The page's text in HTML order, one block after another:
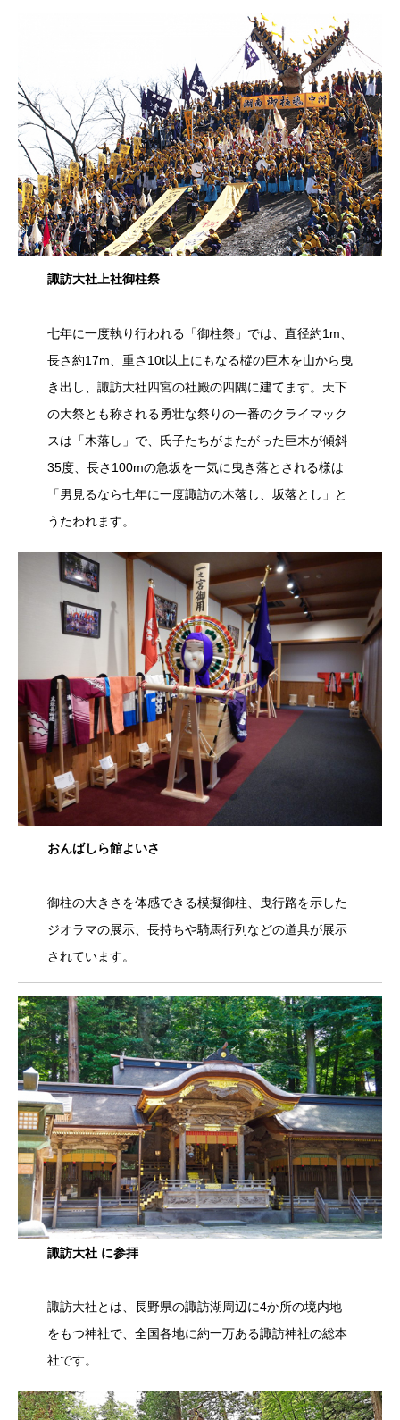
諏訪大社上社御柱祭
七年に一度執り行われる「御柱祭」では、直径約1m、
長さ約17m、重さ10t以上にもなる樅の巨木を山から曳
き出し、諏訪大社四宮の社殿の四隅に建てます。天下
の大祭とも称される勇壮な祭りの一番のクライマック
スは「木落し」で、氏子たちがまたがった巨木が傾斜
35度、長さ100mの急坂を一気に曳き落とされる様は
「男見るなら七年に一度諏訪の木落し、坂落とし」と
うたわれます。
おんばしら館よいさ
御柱の大きさを体感できる模擬御柱、曳行路を示した
ジオラマの展示、長持ちや騎馬行列などの道具が展示
されています。
諏訪大社 に参拝
諏訪大社とは、長野県の諏訪湖周辺に4か所の境内地
をもつ神社で、全国各地に約一万ある諏訪神社の総本
社です。